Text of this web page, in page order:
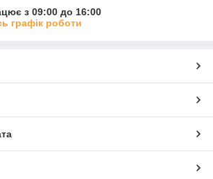
з 09:00 до 16:00
графік роботи